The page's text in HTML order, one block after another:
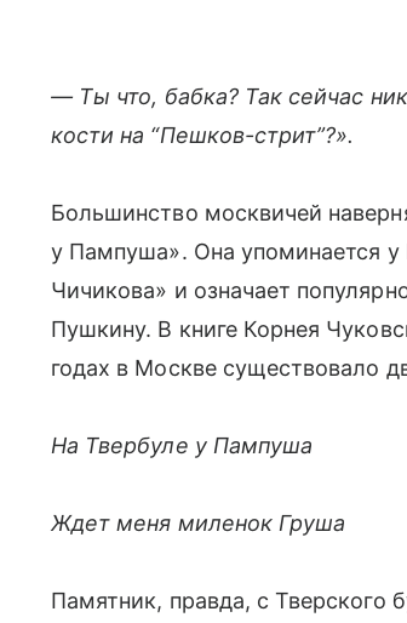
— Ты что, бабка? Так сейчас
кости на “Пешков-стрит”?».
Большинство москвичей
у Пампуша». Она упоминается
Чичикова» и означает
Пушкину. В книге Корнея
годах в Москве существовало
На Твербуле у Пампуша
Ждет меня миленок Груша
Памятник, правда, с Тверского